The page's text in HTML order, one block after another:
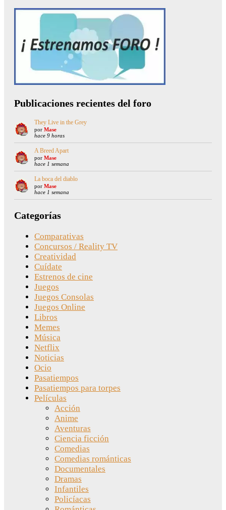
Publicaciones recientes del foro
They Live in the Grey
por Mase
hace 9 horas
A Breed Apart
por Mase
hace 1 semana
La boca del diablo
por Mase
hace 1 semana
Categorías
Comparativas
Concursos / Reality TV
Creatividad
Cuídate
Estrenos de cine
Juegos
Juegos Consolas
Juegos Online
Libros
Memes
Música
Netflix
Noticias
Ocio
Pasatiempos
Pasatiempos para torpes
Películas
Acción
Anime
Aventuras
Ciencia ficción
Comedias
Comedias románticas
Documentales
Dramas
Infantiles
Policíacas